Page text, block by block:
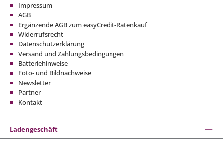
Impressum
AGB
Ergänzende AGB zum easyCredit-Ratenkauf
Widerrufsrecht
Datenschutzerklärung
Versand und Zahlungsbedingungen
Batteriehinweise
Foto- und Bildnachweise
Newsletter
Partner
Kontakt
Ladengeschäft